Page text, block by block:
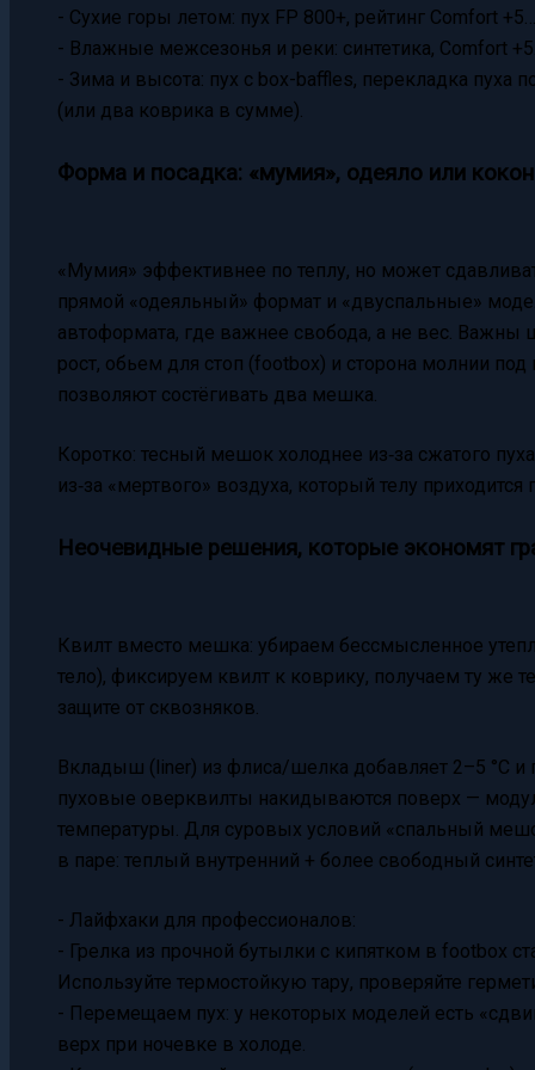
- Сухие горы летом: пух FP 800+, рейтинг Comfort
- Влажные межсезонья и реки: синтетика, Comfort
- Зима и высота: пух с box-baffles, перекладка пуха
(или два коврика в сумме).
Форма и посадка: «мумия», одеяло или кокон
«Мумия» эффективнее по теплу, но может
прямой «одеяльный» формат и «двуспальные»
автоформата, где важнее свобода, а не вес. Важны
рост, обьем для стоп (footbox) и сторона молнии
позволяют состёгивать два мешка.
Коротко: тесный мешок холоднее из‑за сжатого
из‑за «мертвого» воздуха, который телу приходится
Неочевидные решения, которые экономят
Квилт вместо мешка: убираем бессмысленное
тело), фиксируем квилт к коврику, получаем ту же
защите от сквозняков.
Вкладыш (liner) из флиса/шелка добавляет 2–5 °C
пуховые оверквилты накидываются поверх —
температуры. Для суровых условий «спальный
в паре: теплый внутренний + более свободный
- Лайфхаки для профессионалов:
- Грелка из прочной бутылки с кипятком в footbox
Используйте термостойкую тару, проверяйте
- Перемещаем пух: у некоторых моделей есть
верх при ночевке в холоде.